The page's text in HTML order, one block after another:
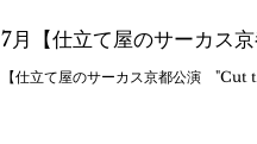
7月【仕立て屋のサーカス
【仕立て屋のサーカス京都公演 "Cut